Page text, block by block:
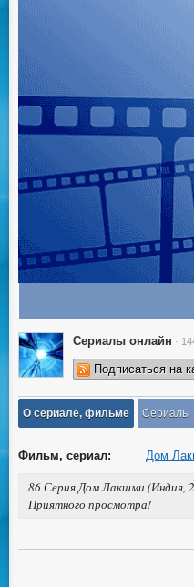
Сериалы онлайн ·
Подписаться на
О сериале, фильме Сериалы
Фильм, сериал: Дом
86 Серия Дом Лакшми (Индия,
Приятного просмотра!